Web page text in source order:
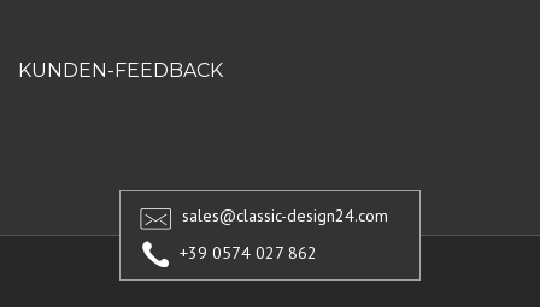
KUNDEN-FEEDBACK
sales@classic-design24.com
+39 0574 027 862